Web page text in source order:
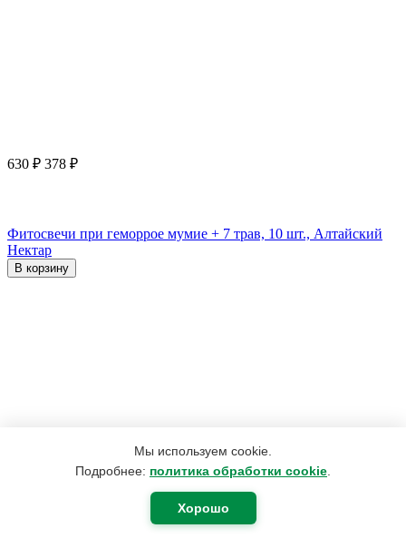
Мы используем cookie.
Подробнее: политика обработки cookie
Хорошо
630 ₽ 378 ₽
Фитосвечи при геморрое мумие + 7 трав, 10 шт., Алтайский
Нектар
В корзину